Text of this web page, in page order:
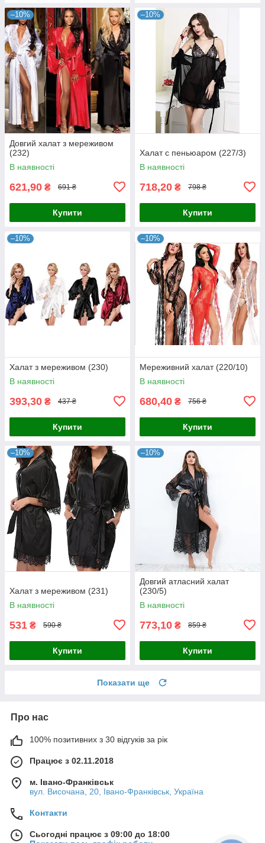
–10%
Довгий халат з мереживом
(232)
В наявності
621,90 ₴ 691 ₴
Купити
–10%
Халат с пеньюаром (227/3)
В наявності
718,20 ₴ 798 ₴
Купити
–10%
Халат з мереживом (230)
В наявності
393,30 ₴ 437 ₴
Купити
–10%
Мереживний халат (220/10)
В наявності
680,40 ₴ 756 ₴
Купити
–10%
Халат з мереживом (231)
В наявності
531 ₴ 590 ₴
Купити
–10%
Довгий атласний халат
(230/5)
В наявності
773,10 ₴ 859 ₴
Купити
Показати ще
Про нас
100% позитивних з 30 відгуків за рік
Працює з 02.11.2018
м. Івано-Франківськ
вул. Височана, 20, Івано-Франківськ, Україна
Контакти
Сьогодні працює з 09:00 до 18:00